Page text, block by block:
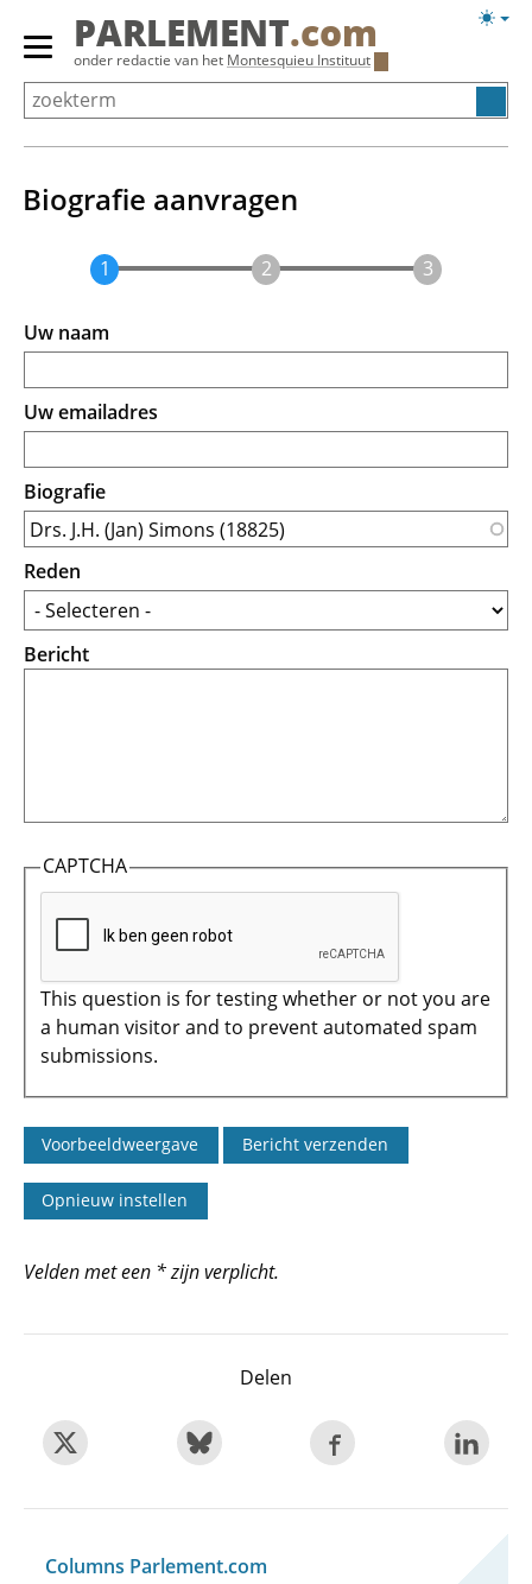
Overslaan
Primair
menu
tonen/verbergen
PARLEMENT.com
onder redactie van het Montesquieu Instituut
Biografie aanvragen
Uw naam
Uw emailadres
Biografie
Reden
Bericht
CAPTCHA
This question is for testing whether or not you are
a human visitor and to prevent automated spam
submissions.
Velden met een * zijn verplicht.
Delen
Columns Parlement.com